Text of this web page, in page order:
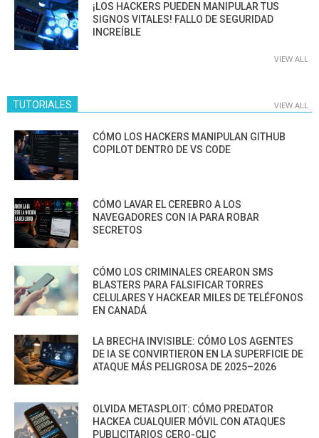
¡LOS HACKERS PUEDEN MANIPULAR TUS
SIGNOS VITALES! FALLO DE SEGURIDAD
INCREÍBLE
VIEW ALL
TUTORIALES VIEW ALL
CÓMO LOS HACKERS MANIPULAN GITHUB
COPILOT DENTRO DE VS CODE
CÓMO LAVAR EL CEREBRO A LOS
NAVEGADORES CON IA PARA ROBAR
SECRETOS
CÓMO LOS CRIMINALES CREARON SMS
BLASTERS PARA FALSIFICAR TORRES
CELULARES Y HACKEAR MILES DE TELÉFONOS
EN CANADÁ
LA BRECHA INVISIBLE: CÓMO LOS AGENTES
DE IA SE CONVIRTIERON EN LA SUPERFICIE DE
ATAQUE MÁS PELIGROSA DE 2025–2026
OLVIDA METASPLOIT: CÓMO PREDATOR
HACKEA CUALQUIER MÓVIL CON ATAQUES
PUBLICITARIOS CERO-CLIC